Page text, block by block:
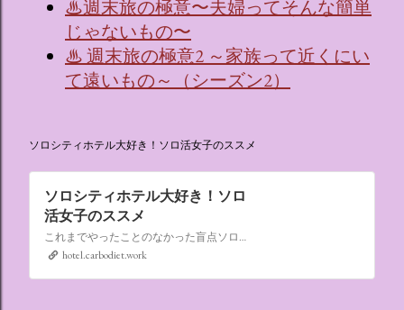
♨週末旅の極意〜夫婦ってそんな簡単
じゃないもの〜
♨ 週末旅の極意2 ～家族って近くにい
て遠いもの～（シーズン2）
ソロシティホテル大好き！ソロ活女子のススメ
ソロシティホテル大好き！ソロ
活女子のススメ
これまでやったことのなかった盲点ソロ活、“なんでもない日にシティホテルに泊まる”。ソロ活女子のススメ,ソロシティホテル
hotel.carbodiet.work